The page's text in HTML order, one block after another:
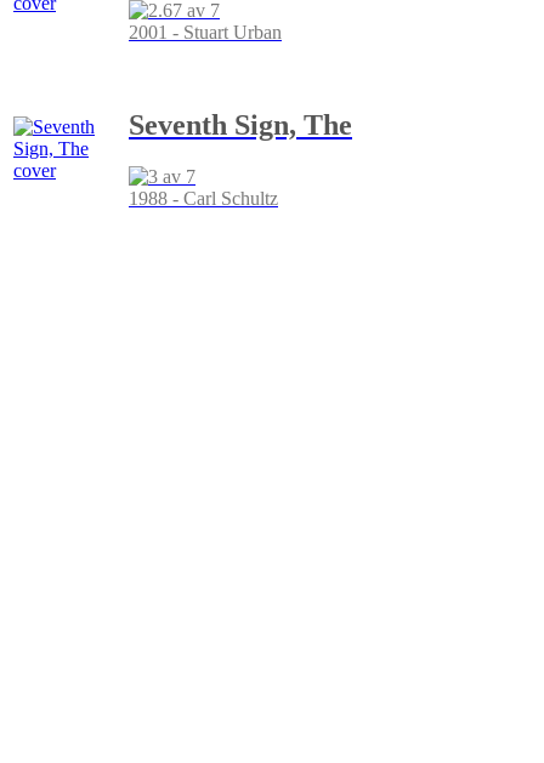
2001 - Stuart Urban
Seventh Sign, The
1988 - Carl Schultz